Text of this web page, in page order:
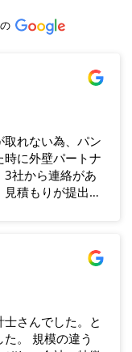
の
れない為、パン
に外壁パートナ
3社から連絡があ
積もりが提出さ
さんでした。と
。 規模の違う